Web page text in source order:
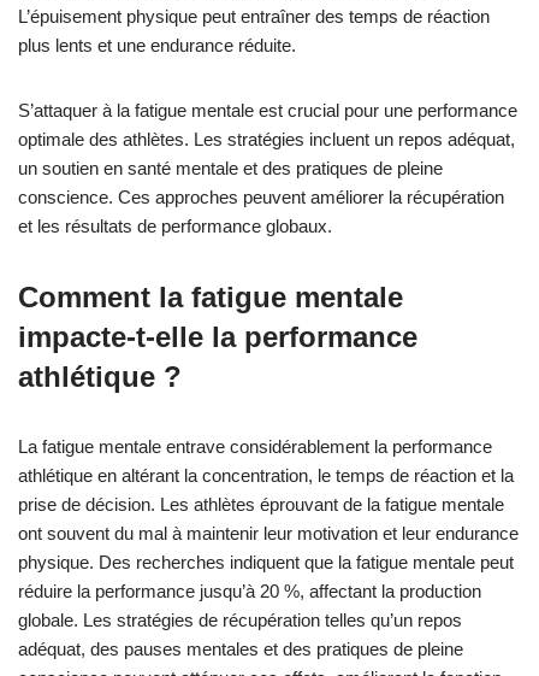
L’épuisement physique peut entraîner des temps de réaction
plus lents et une endurance réduite.
S’attaquer à la fatigue mentale est crucial pour une performance
optimale des athlètes. Les stratégies incluent un repos adéquat,
un soutien en santé mentale et des pratiques de pleine
conscience. Ces approches peuvent améliorer la récupération
et les résultats de performance globaux.
Comment la fatigue mentale
impacte-t-elle la performance
athlétique ?
La fatigue mentale entrave considérablement la performance
athlétique en altérant la concentration, le temps de réaction et la
prise de décision. Les athlètes éprouvant de la fatigue mentale
ont souvent du mal à maintenir leur motivation et leur endurance
physique. Des recherches indiquent que la fatigue mentale peut
réduire la performance jusqu’à 20 %, affectant la production
globale. Les stratégies de récupération telles qu’un repos
adéquat, des pauses mentales et des pratiques de pleine